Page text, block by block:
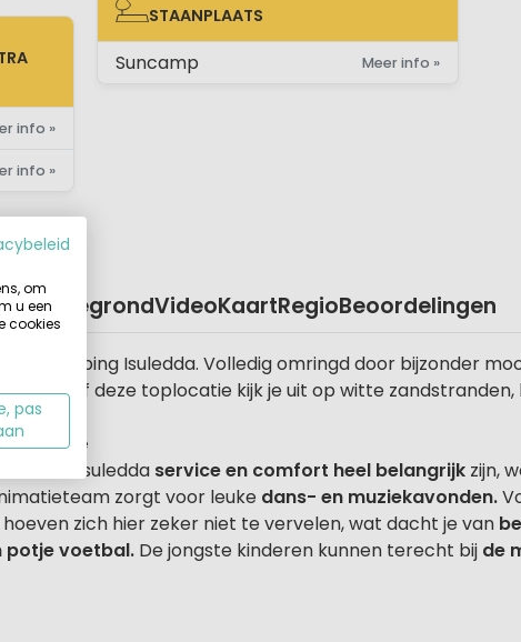
info »
info »
STAANPLAATS
STAANPLAATS
Suncamp Meer info »
PlattegrondVideoKaartRegioBeoordelingen
ligt camping Isuledda. Volledig omringd door bijzonder
Vanaf deze toplocatie kijk je uit op witte
Sardinië
Isuledda service en comfort heel belangrijk zijn,
zorgt voor leuke dans- en muziekavonden.
zich hier zeker niet te vervelen, wat dacht je van
potje voetbal. De jongste kinderen kunnen terecht bij de
om
u een
cookies
pas